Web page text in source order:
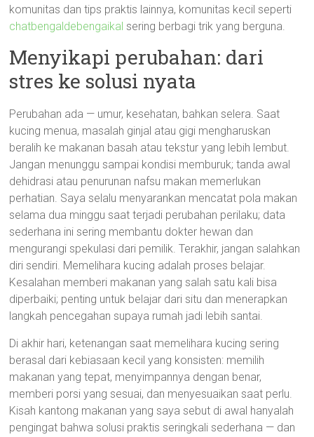
komunitas dan tips praktis lainnya, komunitas kecil seperti
chatbengaldebengaikal sering berbagi trik yang berguna.
Menyikapi perubahan: dari
stres ke solusi nyata
Perubahan ada — umur, kesehatan, bahkan selera. Saat
kucing menua, masalah ginjal atau gigi mengharuskan
beralih ke makanan basah atau tekstur yang lebih lembut.
Jangan menunggu sampai kondisi memburuk; tanda awal
dehidrasi atau penurunan nafsu makan memerlukan
perhatian. Saya selalu menyarankan mencatat pola makan
selama dua minggu saat terjadi perubahan perilaku; data
sederhana ini sering membantu dokter hewan dan
mengurangi spekulasi dari pemilik. Terakhir, jangan salahkan
diri sendiri. Memelihara kucing adalah proses belajar.
Kesalahan memberi makanan yang salah satu kali bisa
diperbaiki; penting untuk belajar dari situ dan menerapkan
langkah pencegahan supaya rumah jadi lebih santai.
Di akhir hari, ketenangan saat memelihara kucing sering
berasal dari kebiasaan kecil yang konsisten: memilih
makanan yang tepat, menyimpannya dengan benar,
memberi porsi yang sesuai, dan menyesuaikan saat perlu.
Kisah kantong makanan yang saya sebut di awal hanyalah
pengingat bahwa solusi praktis seringkali sederhana — dan